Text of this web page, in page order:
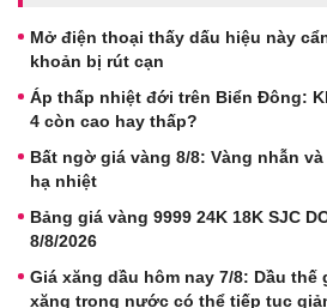
Mở điện thoại thấy dấu hiệu này
khoản bị rút cạn
Áp thấp nhiệt đới trên Biển Đông:
4 còn cao hay thấp?
Bất ngờ giá vàng 8/8: Vàng nhẫn
hạ nhiệt
Bảng giá vàng 9999 24K 18K SJC
8/8/2026
Giá xăng dầu hôm nay 7/8: Dầu
xăng trong nước có thể tiếp tục